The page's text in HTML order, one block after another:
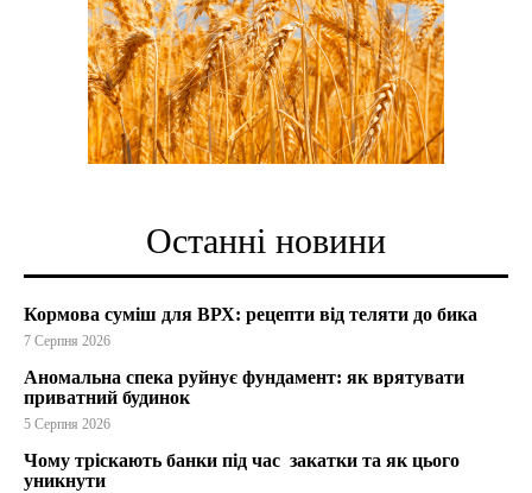
Останні новини
Кормова суміш для ВРХ: рецепти від теляти до бика
7 Серпня 2026
Аномальна спека руйнує фундамент: як врятувати
приватний будинок
5 Серпня 2026
Чому тріскають банки під час закатки та як цього
уникнути